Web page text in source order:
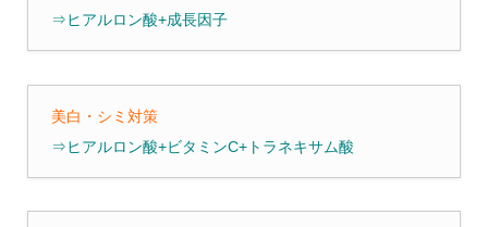
⇒ヒアルロン酸+成長因子
美白・シミ対策
⇒ヒアルロン酸+ビタミンC+トラネキサム酸